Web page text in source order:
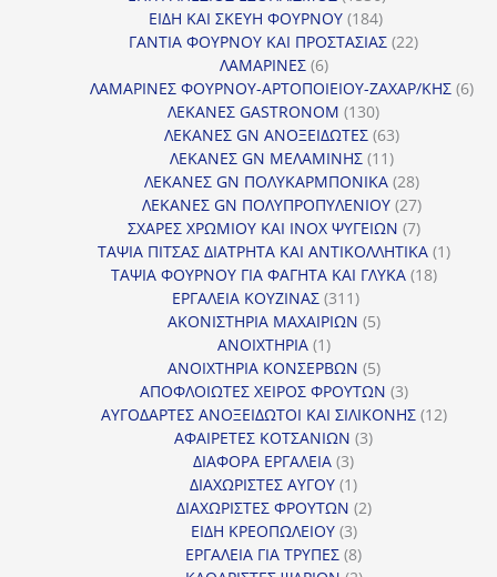
προϊόντα
ΕΙΔΗ ΚΑΙ ΣΚΕΥΗ ΦΟΥΡΝΟΥ 184184
προϊόντα
ΓΑΝΤΙΑ ΦΟΥΡΝΟΥ ΚΑΙ ΠΡΟΣΤΑΣΙΑΣ 2222
ΛΑΜΑΡΙΝΕΣ 66
προϊόντα
ΛΑΜΑΡΙΝΕΣ ΦΟΥΡΝΟΥ-ΑΡΤΟΠΟΙΕΙΟΥ-ΖΑΧΑΡ/ΚΗΣ 66
ΛΕΚΑΝΕΣ GASTRONOM 130130
προϊόντα
ΛΕΚΑΝΕΣ GN ΑΝΟΞΕΙΔΩΤΕΣ 6363
ΛΕΚΑΝΕΣ GN ΜΕΛΑΜΙΝΗΣ 1111
προϊόντα
ΛΕΚΑΝΕΣ GN ΠΟΛΥΚΑΡΜΠΟΝΙΚΑ 2828
προϊόντα
ΛΕΚΑΝΕΣ GN ΠΟΛΥΠΡΟΠΥΛΕΝΙΟΥ 2727
προϊόντα
ΣΧΑΡΕΣ ΧΡΩΜΙΟΥ ΚΑΙ INOX ΨΥΓΕΙΩΝ 77
προϊόντα
ΤΑΨΙΑ ΠΙΤΣΑΣ ΔΙΑΤΡΗΤΑ ΚΑΙ ΑΝΤΙΚΟΛΛΗΤΙΚΑ 11
ΤΑΨΙΑ ΦΟΥΡΝΟΥ ΓΙΑ ΦΑΓΗΤΑ ΚΑΙ ΓΛΥΚΑ 1818
ΕΡΓΑΛΕΙΑ ΚΟΥΖΙΝΑΣ 311311
προϊόντα
ΑΚΟΝΙΣΤΗΡΙΑ ΜΑΧΑΙΡΙΩΝ 55
ΑΝΟΙΧΤΗΡΙΑ 11
προϊόν
ΑΝΟΙΧΤΗΡΙΑ ΚΟΝΣΕΡΒΩΝ 55
προϊόντα
ΑΠΟΦΛΟΙΩΤΕΣ ΧΕΙΡΟΣ ΦΡΟΥΤΩΝ 33
προϊόντα
ΑΥΓΟΔΑΡΤΕΣ ΑΝΟΞΕΙΔΩΤΟΙ ΚΑΙ ΣΙΛΙΚΟΝΗΣ 1212
ΑΦΑΙΡΕΤΕΣ ΚΟΤΣΑΝΙΩΝ 33
ΔΙΑΦΟΡΑ ΕΡΓΑΛΕΙΑ 33
προϊόντα
ΔΙΑΧΩΡΙΣΤΕΣ ΑΥΓΟΥ 11
προϊόν
ΔΙΑΧΩΡΙΣΤΕΣ ΦΡΟΥΤΩΝ 22
ΕΙΔΗ ΚΡΕΟΠΩΛΕΙΟΥ 33
προϊόντα
ΕΡΓΑΛΕΙΑ ΓΙΑ ΤΡΥΠΕΣ 88